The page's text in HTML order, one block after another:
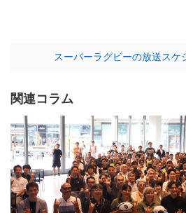
スーパーラグビーの放送スケ
関連コラム